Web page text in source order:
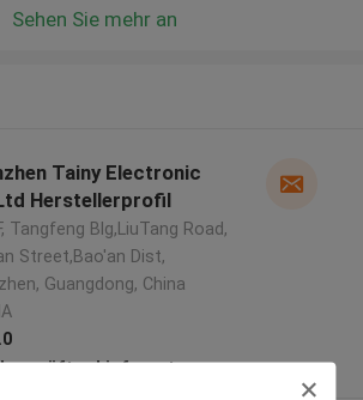
Sehen Sie mehr an
Tainy Electronic
Herstellerprofil
Tangfeng Blg,LiuTang Road,
Street,Bao'an Dist,
Guangdong, China
Lieferant